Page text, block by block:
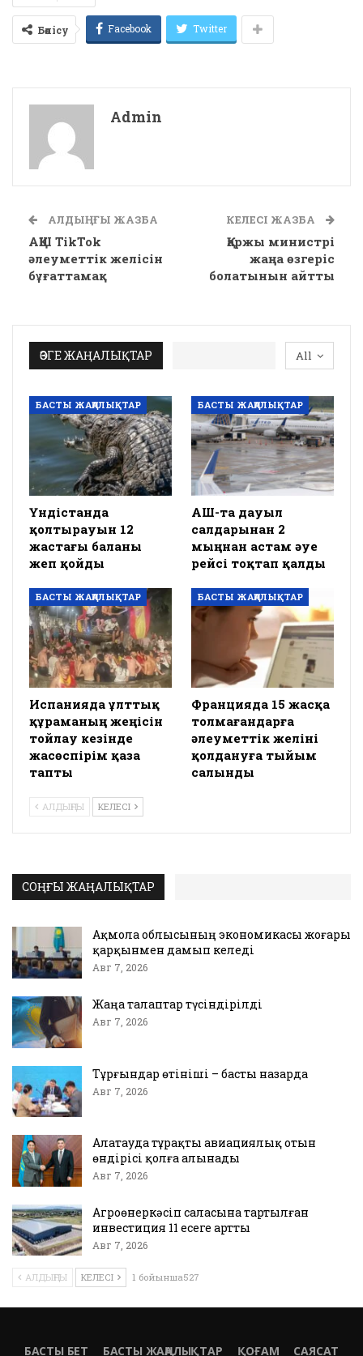
Бөлісу Facebook Twitter
Admin
АЛДЫҢҒЫ ЖАЗБА
АҚШ TikTok
әлеуметтік желісін
бұғаттамақ
КЕЛЕСІ ЖАЗБА
Қаржы министрі
жаңа өзгеріс
болатынын айтты
All
ӨЗГЕ ЖАҢАЛЫҚТАР
БАСТЫ ЖАҢАЛЫҚТАР
Үндістанда
қолтырауын 12
жастағы баланы
жеп қойды
БАСТЫ ЖАҢАЛЫҚТАР
АҚШ-та дауыл
салдарынан 2
мыңнан астам әуе
рейсі тоқтап қалды
БАСТЫ ЖАҢАЛЫҚТАР
Испанияда ұлттық
құраманың жеңісін
тойлау кезінде
жасөспірім қаза
тапты
БАСТЫ ЖАҢАЛЫҚТАР
Францияда 15 жасқа
толмағандарға
әлеуметтік желіні
қолдануға тыйым
салынды
АЛДЫҢҒЫ КЕЛЕСІ
СОҢҒЫ ЖАҢАЛЫҚТАР
Ақмола облысының экономикасы жоғары
қарқынмен дамып келеді
Авг 7, 2026
Жаңа талаптар түсіндірілді
Авг 7, 2026
Тұрғындар өтініші – басты назарда
Авг 7, 2026
Алатауда тұрақты авиациялық отын
өндірісі қолға алынады
Авг 7, 2026
Агроөнеркәсіп саласына тартылған
инвестиция 11 есеге артты
Авг 7, 2026
АЛДЫҢҒЫ КЕЛЕСІ 1 бойынша527
БАСТЫ БЕТ БАСТЫ ЖАҢАЛЫҚТАР ҚОҒАМ САЯСАТ